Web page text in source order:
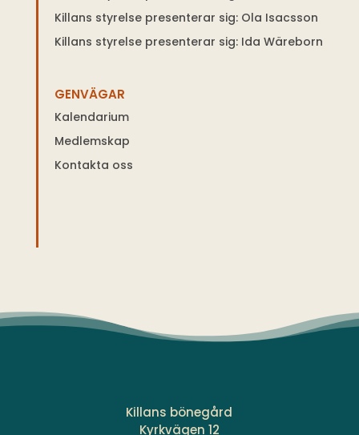
Killans styrelse presenterar sig: Ola Isacsson
Killans styrelse presenterar sig: Ida Wäreborn
GENVÄGAR
Kalendarium
Medlemskap
Kontakta oss
Killans bönegård
Kyrkvägen 12